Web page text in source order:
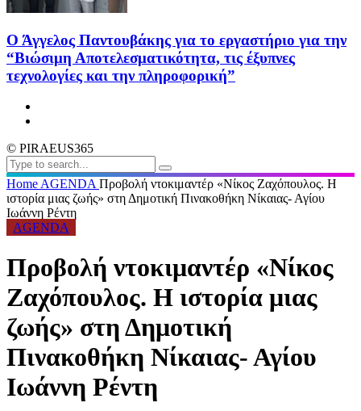
Ο Άγγελος Παντουβάκης για το εργαστήριο για την
“Βιώσιμη Αποτελεσματικότητα, τις έξυπνες
τεχνολογίες και την πληροφορική”
© PIRAEUS365
HomeAGENDAΠροβολή ντοκιμαντέρ «Νίκος Ζαχόπουλος. Η
ιστορία μιας ζωής» στη Δημοτική Πινακοθήκη Νίκαιας- Αγίου
Ιωάννη Ρέντη
AGENDA
Προβολή ντοκιμαντέρ «Νίκος
Ζαχόπουλος. Η ιστορία μιας
ζωής» στη Δημοτική
Πινακοθήκη Νίκαιας- Αγίου
Ιωάννη Ρέντη